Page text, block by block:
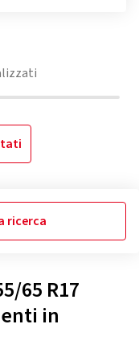
ricerca
65 R17
in